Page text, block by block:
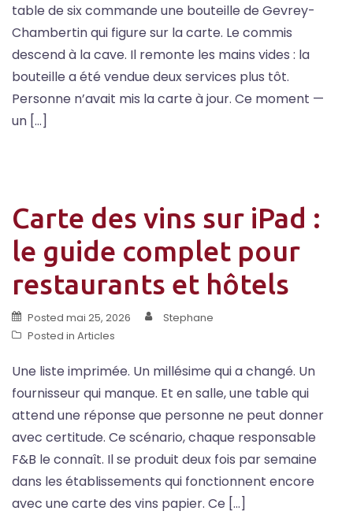
table de six commande une bouteille de Gevrey-
Chambertin qui figure sur la carte. Le commis
descend à la cave. Il remonte les mains vides : la
bouteille a été vendue deux services plus tôt.
Personne n’avait mis la carte à jour. Ce moment —
un […]
Carte des vins sur iPad :
le guide complet pour
restaurants et hôtels
Posted mai 25, 2026
Stephane
Posted in Articles
Une liste imprimée. Un millésime qui a changé. Un
fournisseur qui manque. Et en salle, une table qui
attend une réponse que personne ne peut donner
avec certitude. Ce scénario, chaque responsable
F&B le connaît. Il se produit deux fois par semaine
dans les établissements qui fonctionnent encore
avec une carte des vins papier. Ce […]